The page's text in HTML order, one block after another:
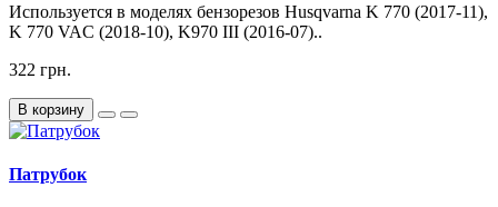
Используется в моделях бензорезов Husqvarna K 770 (2017-11),
K 770 VAC (2018-10), K970 III (2016-07)..
322 грн.
В корзину
Патрубок